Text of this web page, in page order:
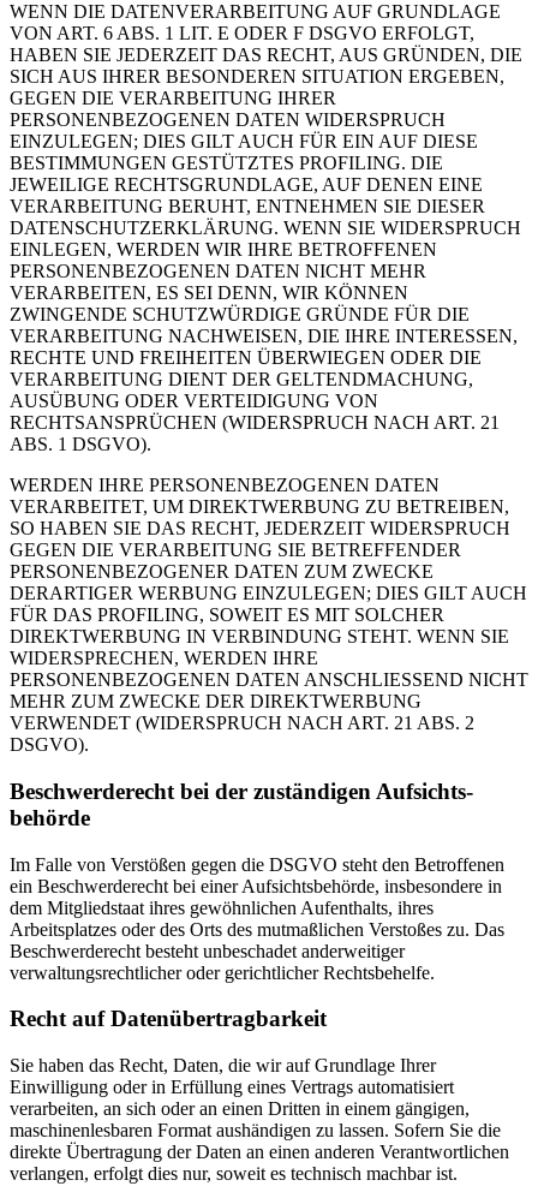
WENN DIE DATENVERARBEITUNG AUF GRUNDLAGE
VON ART. 6 ABS. 1 LIT. E ODER F DSGVO ERFOLGT,
HABEN SIE JEDERZEIT DAS RECHT, AUS GRÜNDEN, DIE
SICH AUS IHRER BESONDEREN SITUATION ERGEBEN,
GEGEN DIE VERARBEITUNG IHRER
PERSONENBEZOGENEN DATEN WIDERSPRUCH
EINZULEGEN; DIES GILT AUCH FÜR EIN AUF DIESE
BESTIMMUNGEN GESTÜTZTES PROFILING. DIE
JEWEILIGE RECHTSGRUNDLAGE, AUF DENEN EINE
VERARBEITUNG BERUHT, ENTNEHMEN SIE DIESER
DATENSCHUTZERKLÄRUNG. WENN SIE WIDERSPRUCH
EINLEGEN, WERDEN WIR IHRE BETROFFENEN
PERSONENBEZOGENEN DATEN NICHT MEHR
VERARBEITEN, ES SEI DENN, WIR KÖNNEN
ZWINGENDE SCHUTZWÜRDIGE GRÜNDE FÜR DIE
VERARBEITUNG NACHWEISEN, DIE IHRE INTERESSEN,
RECHTE UND FREIHEITEN ÜBERWIEGEN ODER DIE
VERARBEITUNG DIENT DER GELTENDMACHUNG,
AUSÜBUNG ODER VERTEIDIGUNG VON
RECHTSANSPRÜCHEN (WIDERSPRUCH NACH ART. 21
ABS. 1 DSGVO).
WERDEN IHRE PERSONENBEZOGENEN DATEN
VERARBEITET, UM DIREKTWERBUNG ZU BETREIBEN,
SO HABEN SIE DAS RECHT, JEDERZEIT WIDERSPRUCH
GEGEN DIE VERARBEITUNG SIE BETREFFENDER
PERSONENBEZOGENER DATEN ZUM ZWECKE
DERARTIGER WERBUNG EINZULEGEN; DIES GILT AUCH
FÜR DAS PROFILING, SOWEIT ES MIT SOLCHER
DIREKTWERBUNG IN VERBINDUNG STEHT. WENN SIE
WIDERSPRECHEN, WERDEN IHRE
PERSONENBEZOGENEN DATEN ANSCHLIESSEND NICHT
MEHR ZUM ZWECKE DER DIREKTWERBUNG
VERWENDET (WIDERSPRUCH NACH ART. 21 ABS. 2
DSGVO).
Beschwerde­recht bei der zuständigen Aufsichts­
behörde
Im Falle von Verstößen gegen die DSGVO steht den Betroffenen
ein Beschwerderecht bei einer Aufsichtsbehörde, insbesondere in
dem Mitgliedstaat ihres gewöhnlichen Aufenthalts, ihres
Arbeitsplatzes oder des Orts des mutmaßlichen Verstoßes zu. Das
Beschwerderecht besteht unbeschadet anderweitiger
verwaltungsrechtlicher oder gerichtlicher Rechtsbehelfe.
Recht auf Daten­übertrag­barkeit
Sie haben das Recht, Daten, die wir auf Grundlage Ihrer
Einwilligung oder in Erfüllung eines Vertrags automatisiert
verarbeiten, an sich oder an einen Dritten in einem gängigen,
maschinenlesbaren Format aushändigen zu lassen. Sofern Sie die
direkte Übertragung der Daten an einen anderen Verantwortlichen
verlangen, erfolgt dies nur, soweit es technisch machbar ist.